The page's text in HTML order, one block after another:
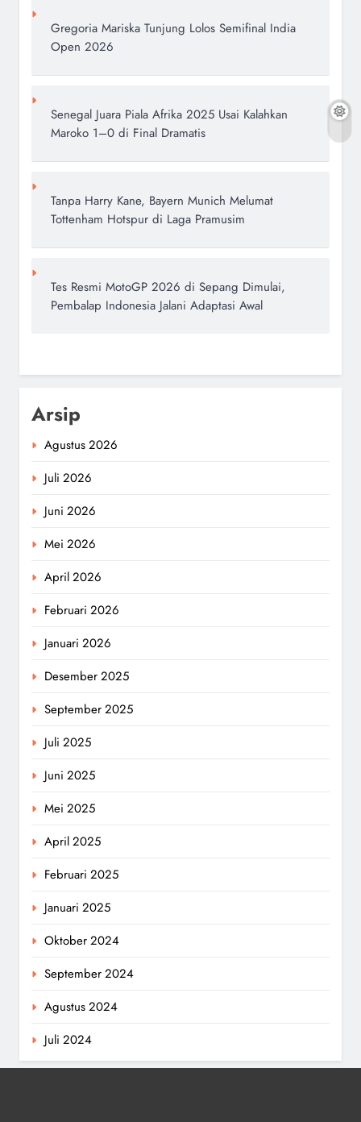
Gregoria Mariska Tunjung Lolos Semifinal India
Open 2026
Senegal Juara Piala Afrika 2025 Usai Kalahkan
Maroko 1–0 di Final Dramatis
Tanpa Harry Kane, Bayern Munich Melumat
Tottenham Hotspur di Laga Pramusim
Tes Resmi MotoGP 2026 di Sepang Dimulai,
Pembalap Indonesia Jalani Adaptasi Awal
Arsip
Agustus 2026
Juli 2026
Juni 2026
Mei 2026
April 2026
Februari 2026
Januari 2026
Desember 2025
September 2025
Juli 2025
Juni 2025
Mei 2025
April 2025
Februari 2025
Januari 2025
Oktober 2024
September 2024
Agustus 2024
Juli 2024